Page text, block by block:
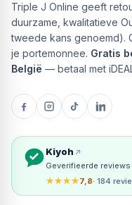
Triple J Online geeft
duurzame, kwalitatieve
tweede kans genoemd).
je portemonnee. Gratis
België — betaal met
Kiyoh
Geverifieerde reviews
★★★★7,8· 184